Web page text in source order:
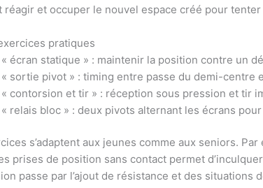
réagir et occuper le nouvel espace créé pour tenter
pratiques
écran statique » : maintenir la position contre un
sortie pivot » : timing entre passe du demi-centre
contorsion et tir » : réception sous pression et tir
relais bloc » : deux pivots alternant les écrans
s’adaptent aux jeunes comme aux seniors.
prises de position sans contact permet
passe par l’ajout de résistance et des situations